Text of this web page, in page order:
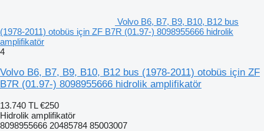
Volvo B6, B7, B9, B10, B12 bus
(1978-2011) otobüs için ZF B7R (01.97-) 8098955666 hidrolik
amplifikatör
4
Volvo B6, B7, B9, B10, B12 bus (1978-2011) otobüs için ZF
B7R (01.97-) 8098955666 hidrolik amplifikatör
13.740 TL €250
Hidrolik amplifikatör
8098955666 20485784 85003007